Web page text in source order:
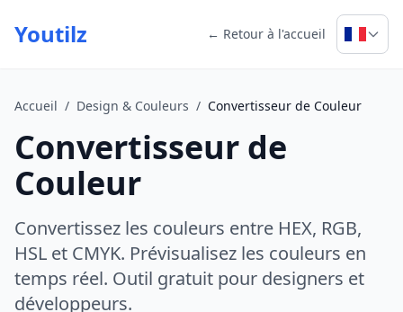
Youtilz ← Retour à l'accueil
Accueil / Design & Couleurs / Convertisseur de Couleur
Convertisseur de
Couleur
Convertissez les couleurs entre HEX, RGB,
HSL et CMYK. Prévisualisez les couleurs en
temps réel. Outil gratuit pour designers et
développeurs.